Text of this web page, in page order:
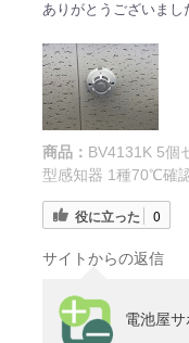
ありがとうございまし
商品： BV4131K 5個
型感知器 1種70℃確
役に立った 0
サイトからの返信
電池屋サ